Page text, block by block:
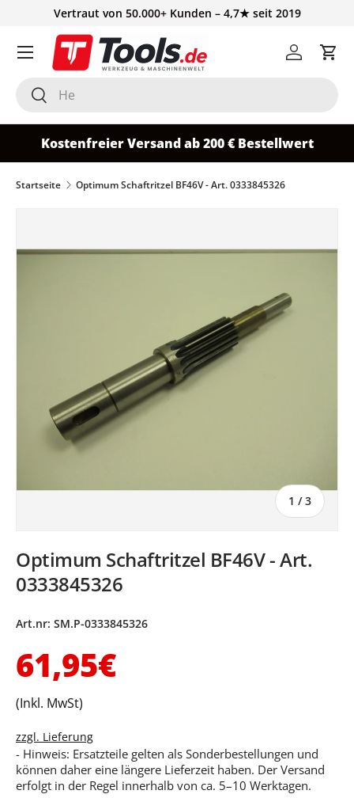
Vertraut von 50.000+ Kunden – 4,7★ seit 2019
Suchen
Suchen
Einloggen
Kostenfreier Versand ab 200 € Bestellwert
Startseite Optimum Schaftritzel BF46V - Art. 0333845326
1 / von
3
Optimum Schaftritzel BF46V - Art.
0333845326
Art.nr: SM.P-0333845326
Normaler Preis
61,95€
(Inkl. MwSt)
zzgl. Lieferung
- Hinweis: Ersatzteile gelten als Sonderbestellungen und
können daher eine längere Lieferzeit haben. Der Versand
erfolgt in der Regel innerhalb von ca. 5–10 Werktagen.